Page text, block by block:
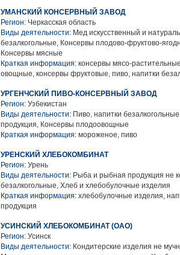
УМАНСКИЙ КОНСЕРВНЫЙ ЗАВОД
Регион: Черкасская область
Виды деятельности: Мед искусственный и
безалкогольные, Консервы плодово-фруктово-
Консервы мясные
Краткая информация: консервы мясо-
овощные, консервы фруктовые, пиво, напитки
УРГЕНЧСКИЙ ПИВО-КОНСЕРВНЫЙ ЗАВОД
Регион: Узбекистан
Виды деятельности: Пиво, напитки
продукция, Консервы плодоовощные
Краткая информация: мороженое, пиво
УРЕНСКИЙ ХЛЕБОКОМБИНАТ
Регион: Урень
Виды деятельности: Рыба и рыбная продукция не
безалкогольные, Хлеб и хлебобулочные изделия
Краткая информация: хлебобулочные изделия,
продукция
УСИНСКИЙ ХЛЕБОКОМБИНАТ (ОАО)
Регион: Усинск
Виды деятельности: Кондитерские изделия не